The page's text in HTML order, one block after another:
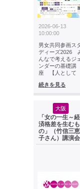
2026-06-13
10:00:00
男女共同参画ス
ディーズ2026
んなで考えるジ
ンダーの基礎講
座 【人として
続きを見る
大阪
「女の一生～経
済格差を生むも
の」（竹信三恵
子さん）講演会